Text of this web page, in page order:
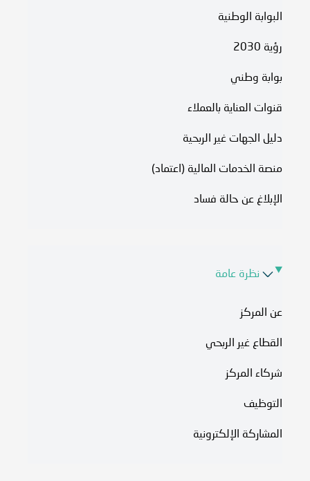
البوابة الوطنية
رؤية 2030
بوابة وطني
قنوات العناية بالعملاء
دليل الجهات غير الربحية
منصة الخدمات المالية (اعتماد)
الإبلاغ عن حالة فساد
نظرة عامة
عن المركز
القطاع غير الربحي
شركاء المركز
التوظيف
المشاركة الإلكترونية